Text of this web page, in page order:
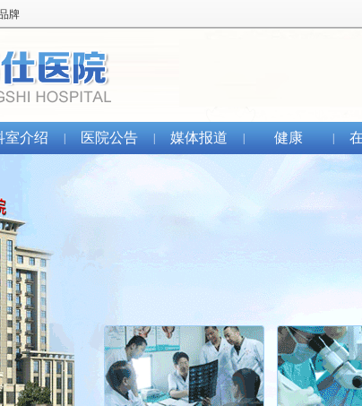
牌
室介绍 医院公告 媒体报道 健康